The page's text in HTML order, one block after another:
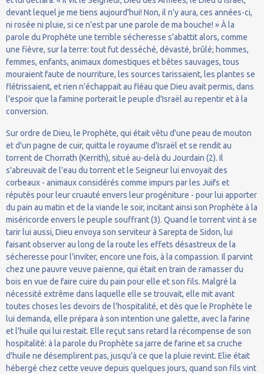
devant lequel je me tiens aujourd'hui! Non, il n'y aura, ces années-ci,
ni rosée ni pluie, si ce n'est par une parole de ma bouche! » À la
parole du Prophète une terrible sécheresse s'abattit alors, comme
une fièvre, sur la terre: tout fut desséché, dévasté, brûlé; hommes,
femmes, enfants, animaux domestiques et bêtes sauvages, tous
mouraient faute de nourriture, les sources tarissaient, les plantes se
flétrissaient, et rien n'échappait au fléau que Dieu avait permis, dans
l'espoir que la famine porterait le peuple d'Israël au repentir et à la
conversion.
Sur ordre de Dieu, le Prophète, qui était vêtu d'une peau de mouton
et d'un pagne de cuir, quitta le royaume d'Israël et se rendit au
torrent de Chorrath (Kerrith), situé au-delà du Jourdain (2). Il
s'abreuvait de l'eau du torrent et le Seigneur lui envoyait des
corbeaux - animaux considérés comme impurs par les Juifs et
réputés pour leur cruauté envers leur progéniture - pour lui apporter
du pain au matin et de la viande le soir, incitant ainsi son Prophète à la
miséricorde envers le peuple souffrant (3). Quand le torrent vint à se
tarir lui aussi, Dieu envoya son serviteur à Sarepta de Sidon, lui
faisant observer au long de la route les effets désastreux de la
sécheresse pour l'inviter, encore une fois, à la compassion. Il parvint
chez une pauvre veuve païenne, qui était en train de ramasser du
bois en vue de faire cuire du pain pour elle et son fils. Malgré la
nécessité extrême dans laquelle elle se trouvait, elle mit avant
toutes choses les devoirs de l'hospitalité, et dès que le Prophète le
lui demanda, elle prépara à son intention une galette, avec la farine
et l'huile qui lui restait. Elle reçut sans retard la récompense de son
hospitalité: à la parole du Prophète sa jarre de farine et sa cruche
d'huile ne désemplirent pas, jusqu'à ce que la pluie revint. Elie était
hébergé chez cette veuve depuis quelques jours, quand son fils vint